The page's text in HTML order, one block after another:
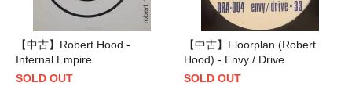
【中古】Robert Hood -
Internal Empire
SOLD OUT
【中古】Floorplan (Robert
Hood) - Envy / Drive
SOLD OUT